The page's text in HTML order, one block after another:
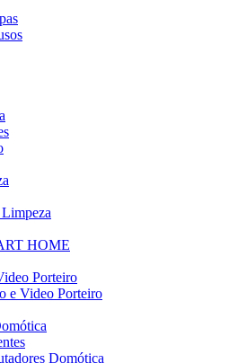
HOME
Porteiro
e Video Porteiro
Domótica